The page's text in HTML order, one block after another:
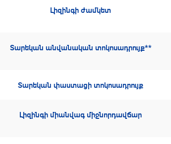
Լիզինգի ժամկետ
Տարեկան անվանական տոկոսադրույք**
Տարեկան փաստացի տոկոսադրույք
Լիզինգի միանվագ միջնորդավճար